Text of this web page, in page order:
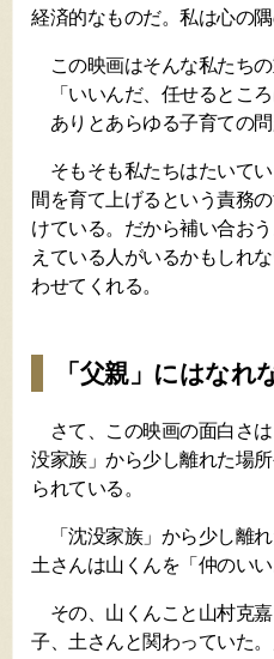
経済的なものだ。私は心の
この映画はそんな私たちの
「いいんだ、任せるとこ
ありとあらゆる子育ての
そもそも私たちはたいて
間を育て上げるという責務
けている。だから補い合お
えている人がいるかもしれ
わせてくれる。
「父親」にはなれ
さて、この映画の面白さ
没家族」から少し離れた場
られている。
「沈没家族」から少し離
土さんは山くんを「仲のいい
その、山くんこと山村克
子、土さんと関わっていた